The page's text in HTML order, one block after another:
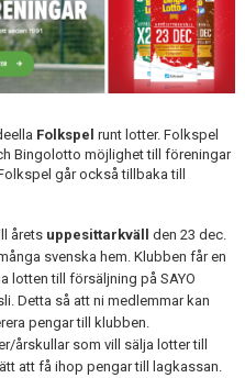
Folkspel runt lotter. Folkspel
Bingolotto möjlighet till föreningar
går också tillbaka till
årets uppesittarkväll
den 23 dec.
svenska hem. Klubben får en
lotten till försäljning på SAYO
Detta så att ni medlemmar kan
pengar till klubben.
årskullar som vill sälja lotter till
att få ihop pengar till lagkassan.